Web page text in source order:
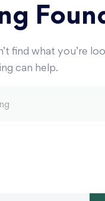
find what you’re
can help.